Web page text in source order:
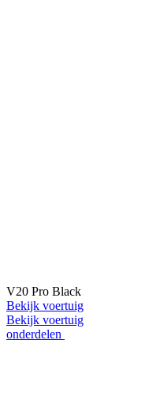
V20 Pro Black
Bekijk voertuig
Bekijk voertuig
onderdelen